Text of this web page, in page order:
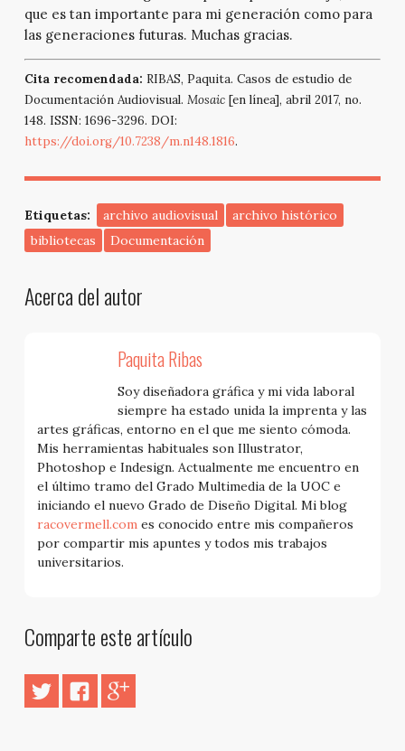
que es tan importante para mi generación como para
las generaciones futuras. Muchas gracias.
Cita recomendada: RIBAS, Paquita. Casos de estudio de
Documentación Audiovisual. Mosaic[en línea], abril 2017, no.
148. ISSN: 1696-3296. DOI:
https://doi.org/10.7238/m.n148.1816.
Etiquetas: archivo audiovisual
archivo histórico
bibliotecas
Documentación
Acerca del autor
Paquita Ribas
Soy diseñadora gráfica y mi vida laboral
siempre ha estado unida la imprenta y las
artes gráficas, entorno en el que me siento cómoda.
Mis herramientas habituales son Illustrator,
Photoshop e Indesign. Actualmente me encuentro en
el último tramo del Grado Multimedia de la UOC e
iniciando el nuevo Grado de Diseño Digital. Mi blog
racovermell.comes conocido entre mis compañeros
por compartir mis apuntes y todos mis trabajos
universitarios.
Comparte este artículo